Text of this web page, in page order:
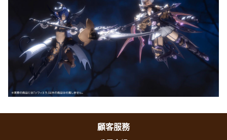
顧客服務